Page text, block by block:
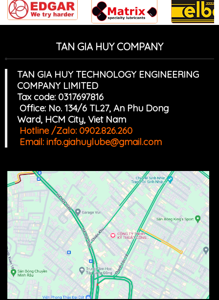
TAN GIA HUY COMPANY
TAN GIA HUY TECHNOLOGY ENGINEERING
COMPANY LIMITED
Tax code: 0317697816
Office: No. 134/6 TL27, An Phu Dong
Ward, HCMCit y, Viet Nam
Hotline /Zalo:0902.826.260